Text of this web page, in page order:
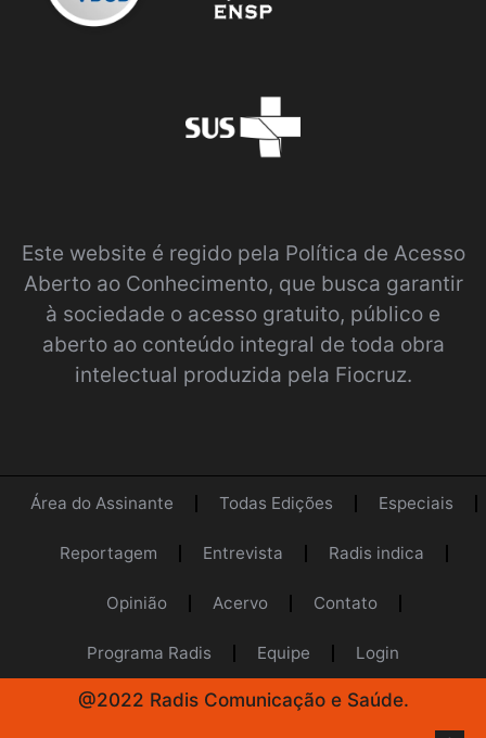
Este website é regido pela Política de Acesso
Aberto ao Conhecimento, que busca garantir
à sociedade o acesso gratuito, público e
aberto ao conteúdo integral de toda obra
intelectual produzida pela Fiocruz.
Área do Assinante Todas Edições Especiais
Reportagem Entrevista Radis indica
Opinião Acervo Contato
Programa Radis Equipe Login
@2022 Radis Comunicação e Saúde.